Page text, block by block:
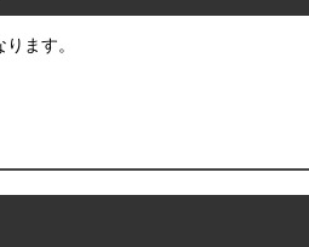
ます。